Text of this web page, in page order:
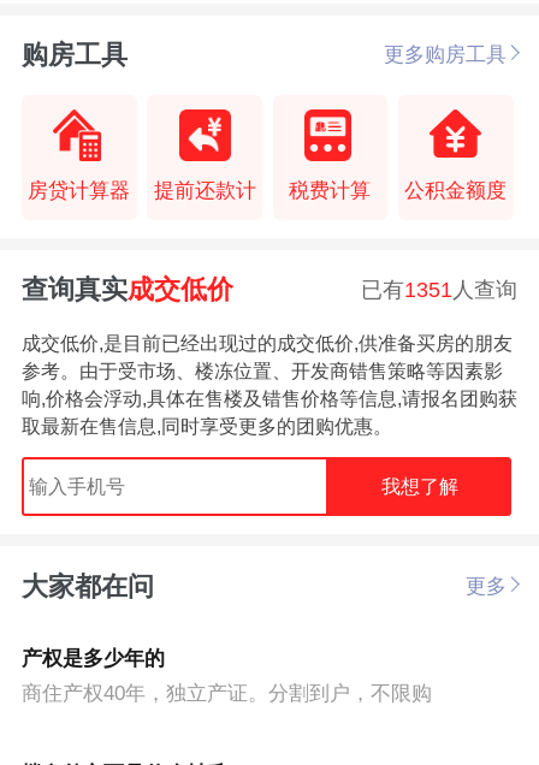
购房工具 更多购房工具
房贷计算器 提前还款计 税费计算 公积金额度
查询真实成交低价 已有1351 人查询
成交低价,是目前已经出现过的成交低价,供准备买房的朋友
参考。由于受市场、楼冻位置、开发商错售策略等因素影
响,价格会浮动,具体在售楼及错售价格等信息,请报名团购获
取最新在售信息,同时享受更多的团购优惠。
我想了解
大家都在问 更多
产权是多少年的
商住产权40年，独立产证。分割到户，不限购